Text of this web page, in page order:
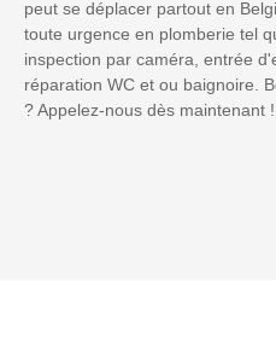
peut se déplacer partout en
toute urgence en plomberie tel
inspection par caméra, entrée
réparation WC et ou baignoire.
? Appelez-nous dès maintenant